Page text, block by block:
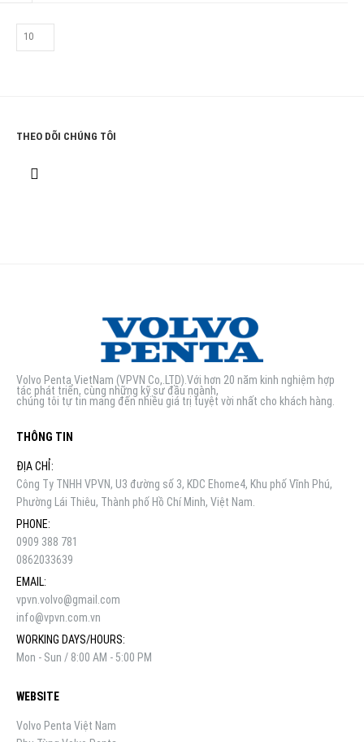
THEO DÕI CHÚNG TÔI
Volvo Penta VietNam (VPVN Co,.LTD).Với hơn 20 năm kinh nghiệm hợp
tác phát triển, cùng những kỹ sư đầu ngành,
chúng tôi tự tin mang đến nhiều giá trị tuyệt vời nhất cho khách hàng.
THÔNG TIN
ĐỊA CHỈ:
Công Ty TNHH VPVN, U3 đường số 3, KDC Ehome4, Khu phố Vĩnh Phú,
Phường Lái Thiêu, Thành phố Hồ Chí Minh, Việt Nam.
PHONE:
0909 388 781
0862033639
EMAIL:
vpvn.volvo@gmail.com
info@vpvn.com.vn
WORKING DAYS/HOURS:
Mon - Sun / 8:00 AM - 5:00 PM
WEBSITE
Volvo Penta Việt Nam